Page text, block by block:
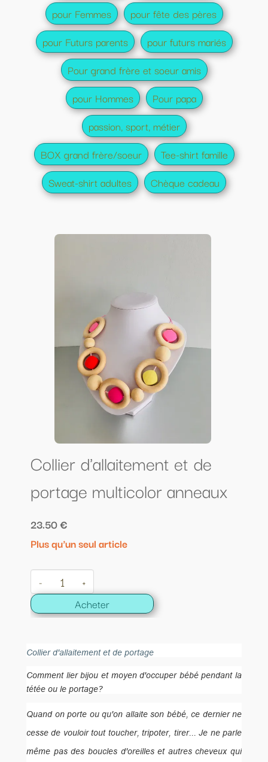
pour Femmes
pour fête des pères
pour Futurs parents
pour futurs mariés
Pour grand frère et soeur amis
pour Hommes
Pour papa
passion, sport, métier
BOX grand frère/soeur
Tee-shirt famille
Sweat-shirt adultes
Chèque cadeau
Collier d'allaitement et de
portage multicolor anneaux
23.50 €
Plus qu'un seul article
- +
Acheter
Collier d'allaitement et de portage
Comment lier bijou et moyen d'occuper bébé pendant la
tétée ou le portage?
Quand on porte ou qu'on allaite son bébé, ce dernier ne
cesse de vouloir tout toucher, tripoter, tirer... Je ne parle
même pas des boucles d'oreilles et autres cheveux qui